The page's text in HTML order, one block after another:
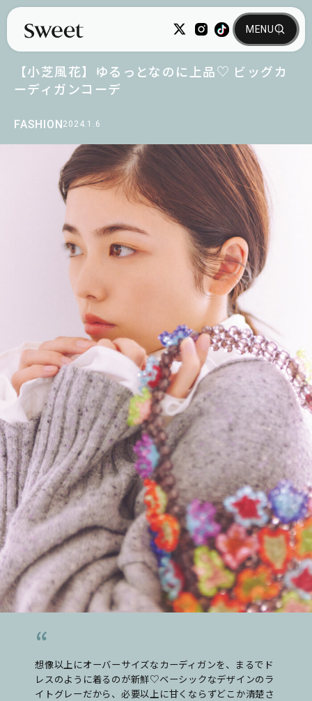
FASHION2024.1.6
【小芝風花】ゆるっとなのに上品♡ ビッグカ
ーディガンコーデ
想像以上にオーバーサイズなカーディガンを、まるでド
レスのように着るのが新鮮♡ベーシックなデザインのラ
イトグレーだから、必要以上に甘くならずどこか清楚さ